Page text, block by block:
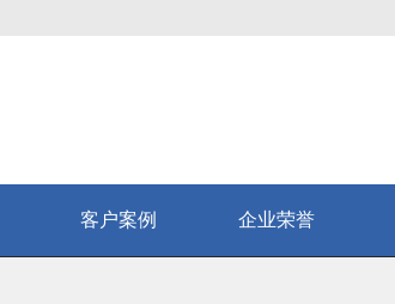
客户案例 企业荣誉